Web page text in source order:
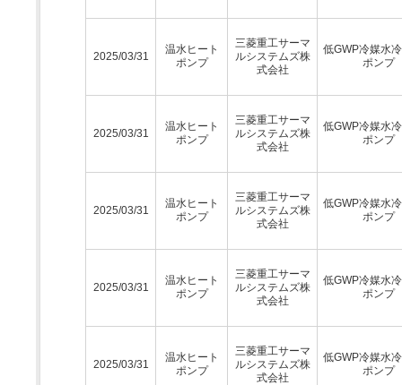
2025/03/31
温水ヒート
ポンプ
三菱重工サーマ
ルシステムズ株
式会社
低GWP冷媒水
ポンプ
2025/03/31
温水ヒート
ポンプ
三菱重工サーマ
ルシステムズ株
式会社
低GWP冷媒水
ポンプ
2025/03/31
温水ヒート
ポンプ
三菱重工サーマ
ルシステムズ株
式会社
低GWP冷媒水
ポンプ
2025/03/31
温水ヒート
ポンプ
三菱重工サーマ
ルシステムズ株
式会社
低GWP冷媒水
ポンプ
2025/03/31
温水ヒート
ポンプ
三菱重工サーマ
ルシステムズ株
式会社
低GWP冷媒水
ポンプ